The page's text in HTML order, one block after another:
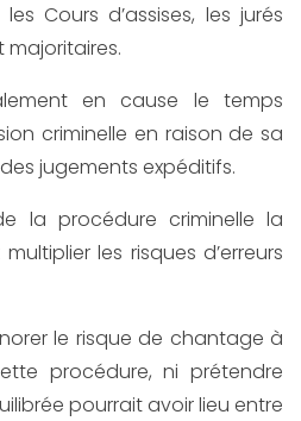
Cours d’assises, les jurés
majoritaires.
en cause le temps
criminelle en raison de sa
jugements expéditifs.
la procédure criminelle la
les risques d’erreurs
le risque de chantage à
procédure, ni prétendre
pourrait avoir lieu entre